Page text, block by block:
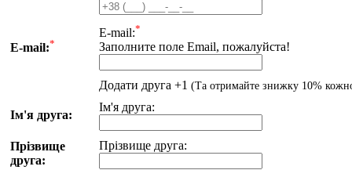
E-mail:*
E-mail:*
Заполните поле Email, пожалуйста!
Додати друга +1 (Та отримайте знижку 10%
Iм'я друга:
Iм'я друга:
Прiзвище
друга:
Прiзвище друга: